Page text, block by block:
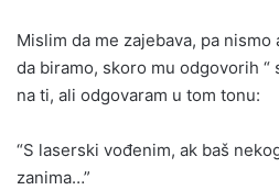
Mislim da me zajebava, pa
da biramo, skoro mu odgovorih “
na ti, ali odgovaram u tom tonu:
“S laserski vođenim, ak baš
zanima…”